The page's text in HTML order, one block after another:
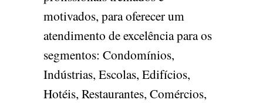
motivados, para oferecer um
atendimento de excelência para os
segmentos: Condomínios,
Indústrias, Escolas, Edifícios,
Hotéis, Restaurantes, Comércios,